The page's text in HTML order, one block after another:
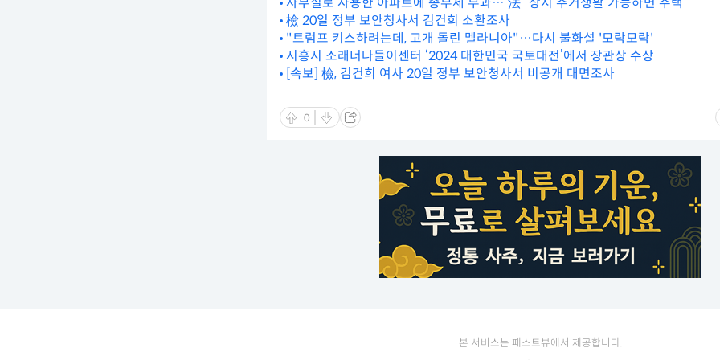
사무실로 사용한 아파트에 종부세 부과… 法 “상시 주거생활 가능하면 주택”
檢 20일 정부 보안청사서 김건희 소환조사
"트럼프 키스하려는데, 고개 돌린 멜라니아"…다시 불화설 '모락모락'
시흥시 소래너나들이센터 ‘2024 대한민국 국토대전’에서 장관상 수상
[속보] 檢, 김건희 여사 20일 정부 보안청사서 비공개 대면조사
0
본 서비스는 패스트뷰에서 제공합니다.